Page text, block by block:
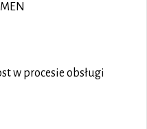
w procesie obsługi